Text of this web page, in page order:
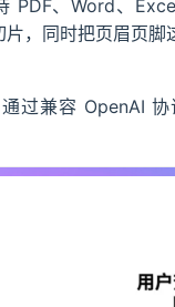
、Word、
，同时把页眉页脚
过兼容 OpenAI 协